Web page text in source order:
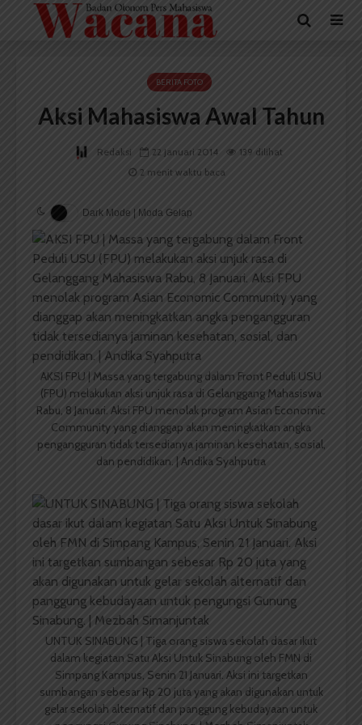
BERITA FOTO
Aksi Mahasiswa Awal Tahun
Redaksi 22 Januari 2014
139 dilihat
2 menit waktu baca
Dark Mode | Moda Gelap
AKSI FPU | Massa yang tergabung dalam Front Peduli USU
(FPU) melakukan aksi unjuk rasa di Gelanggang Mahasiswa
Rabu, 8 Januari. Aksi FPU menolak program Asian Economic
Community yang dianggap akan meningkatkan angka
pengangguran tidak tersedianya jaminan kesehatan, sosial,
dan pendidikan. | Andika Syahputra
UNTUK SINABUNG | Tiga orang siswa sekolah dasar ikut
dalam kegiatan Satu Aksi Untuk Sinabung oleh FMN di
Simpang Kampus, Senin 21 Januari. Aksi ini targetkan
sumbangan sebesar Rp 20 juta yang akan digunakan untuk
gelar sekolah alternatif dan panggung kebudayaan untuk